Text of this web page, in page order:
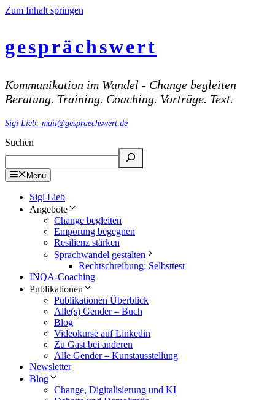
Zum Inhalt springen
gesprächswert
Kommunikation im Wandel - Change begleiten
Beratung. Training. Coaching. Vorträge. Text.
Sigi Lieb: mail@gespraechswert.de
Suchen
Menü
Sigi Lieb
Angebote
Change begleiten
Empörung begegnen
Resilienz stärken
Sprachwandel gestalten
Rechtschreibung: Selbsttest
INQA-Coaching
Publikationen
Publikationen Überblick
Alle(s) Gender – Buch
Blog
Videokurse auf Linkedin
Zu Gast bei anderen
Alle Gender – Kunstausstellung
Newsletter
Blog
Change, Digitalisierung und KI